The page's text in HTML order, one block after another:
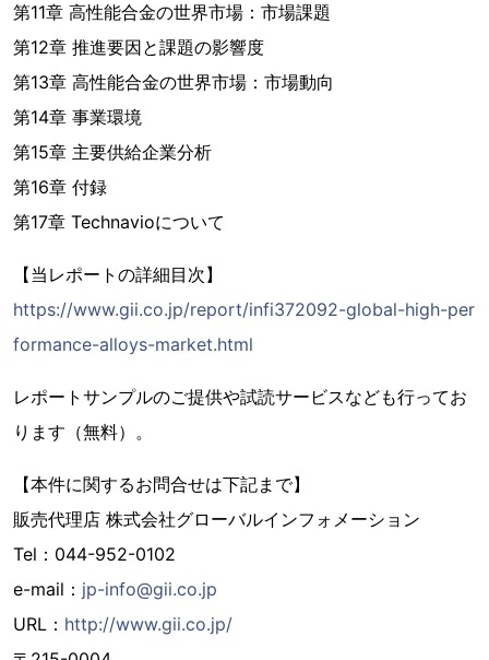
第11章 高性能合金の世界市場：市場課題
第12章 推進要因と課題の影響度
第13章 高性能合金の世界市場：市場動向
第14章 事業環境
第15章 主要供給企業分析
第16章 付録
第17章 Technavioについて
【当レポートの詳細目次】
https://www.gii.co.jp/report/infi372092-global-high-per
formance-alloys-market.html
レポートサンプルのご提供や試読サービスなども行ってお
ります（無料）。
【本件に関するお問合せは下記まで】
販売代理店 株式会社グローバルインフォメーション
Tel：044-952-0102
e-mail： jp-info@gii.co.jp
URL： http://www.gii.co.jp/